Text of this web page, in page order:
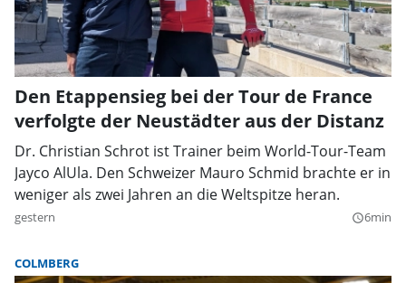
Den Etappensieg bei der Tour de France
verfolgte der Neustädter aus der Distanz
Dr. Christian Schrot ist Trainer beim World-Tour-Team
Jayco AlUla. Den Schweizer Mauro Schmid brachte er in
weniger als zwei Jahren an die Weltspitze heran.
gestern query_builder6min
COLMBERG